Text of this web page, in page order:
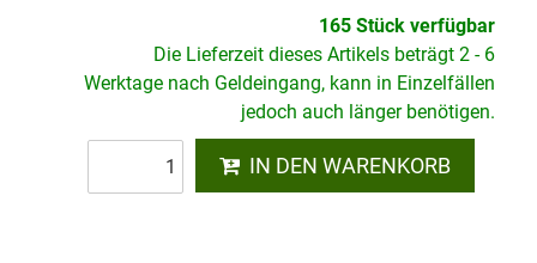
165 Stück verfügbar
Die Lieferzeit dieses Artikels beträgt 2 - 6
Werktage nach Geldeingang, kann in Einzelfällen
jedoch auch länger benötigen.
IN DEN WARENKORB